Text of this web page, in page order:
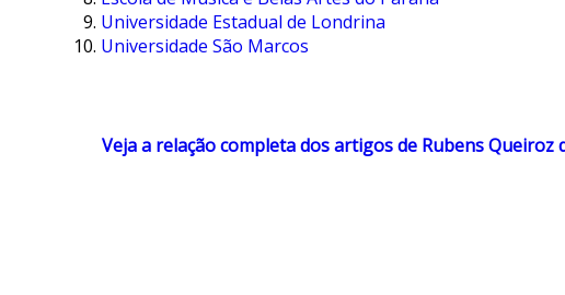
Universidade Estadual de Londrina
Universidade São Marcos
Veja a relação completa dos artigos de Rubens Queiroz